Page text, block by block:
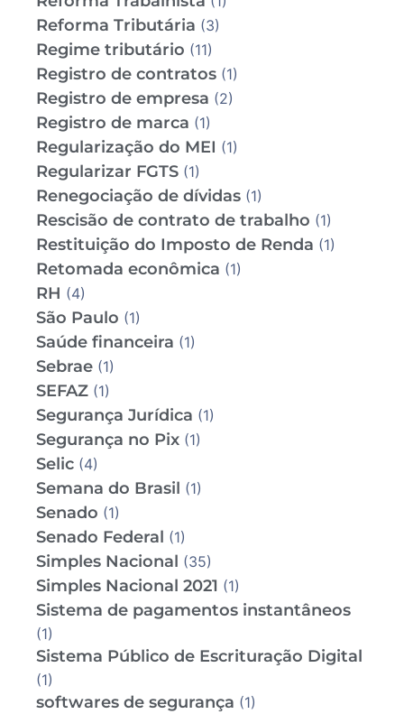
Reforma Tributária (3)
Regime tributário (11)
Registro de contratos (1)
Registro de empresa (2)
Registro de marca (1)
Regularização do MEI (1)
Regularizar FGTS (1)
Renegociação de dívidas (1)
Rescisão de contrato de trabalho (1)
Restituição do Imposto de Renda (1)
Retomada econômica (1)
RH (4)
São Paulo (1)
Saúde financeira (1)
Sebrae (1)
SEFAZ (1)
Segurança Jurídica (1)
Segurança no Pix (1)
Selic (4)
Semana do Brasil (1)
Senado (1)
Senado Federal (1)
Simples Nacional (35)
Simples Nacional 2021 (1)
Sistema de pagamentos instantâneos
(1)
Sistema Público de Escrituração Digital
(1)
softwares de segurança (1)